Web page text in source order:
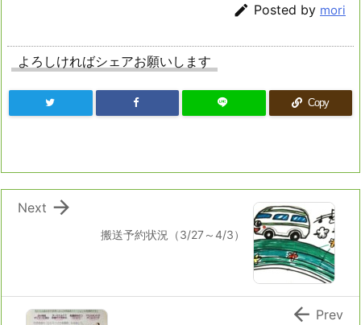
 Posted by mori
よろしければシェアお願いします
Copy
搬送予約状況（3/27～4/3）

Next
 Prev